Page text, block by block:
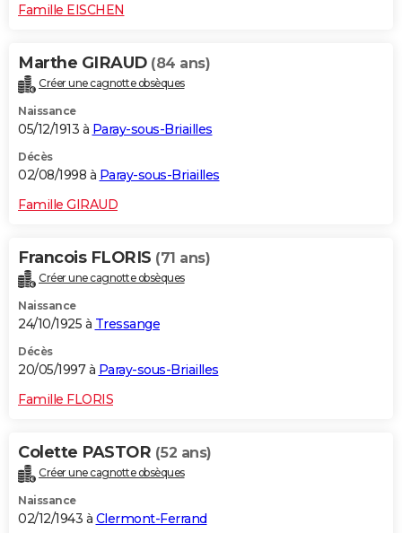
Famille EISCHEN
Marthe GIRAUD (84 ans)
Créer une cagnotte obsèques
Naissance
05/12/1913 à Paray-sous-Briailles
Décès
02/08/1998 à Paray-sous-Briailles
Famille GIRAUD
Francois FLORIS (71 ans)
Créer une cagnotte obsèques
Naissance
24/10/1925 à Tressange
Décès
20/05/1997 à Paray-sous-Briailles
Famille FLORIS
Colette PASTOR (52 ans)
Créer une cagnotte obsèques
Naissance
02/12/1943 à Clermont-Ferrand